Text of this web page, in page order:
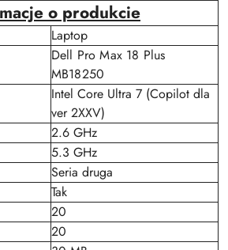
o produkcie
Laptop
Dell Pro Max 18 Plus
MB18250
Intel Core Ultra 7 (Copilot dla
ver 2XXV)
2.6 GHz
5.3 GHz
Seria druga
Tak
20
20